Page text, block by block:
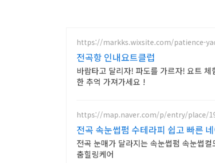
https://markks.wixsite.com/patience-
전곡항 인내요트클럽
바람타고 달리자! 파도를 가르자! 요트
한 추억 가져가세요 !
https://map.naver.com/p/entry/place/
전곡 속눈썹펌 수테라피 쉽고 빠른
전곡 눈매가 달라지는 속눈썹펌 속눈썹
춤힐링케어